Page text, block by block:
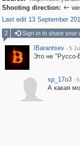
Shooting direction: 
Last edit 13 September
2
Sign in to share your
IBarantsev · 5
Это не
sp_17o3 ·
А какая